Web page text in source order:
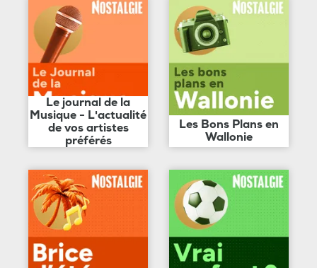
Le journal de la
Musique - L'actualité
de vos artistes
préférés
Les Bons Plans en
Wallonie